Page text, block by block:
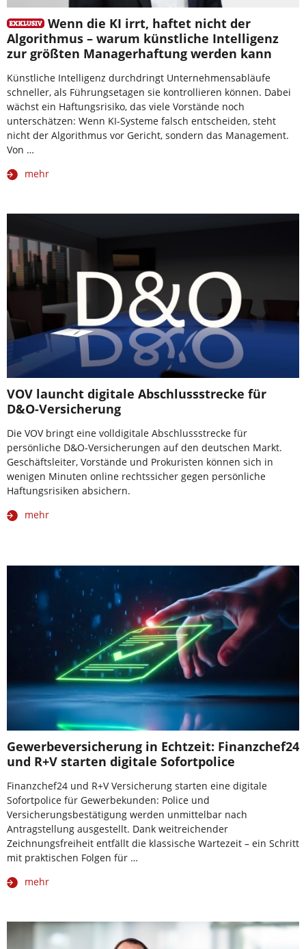
Wenn die KI irrt, haftet nicht der
Algorithmus – warum künstliche Intelligenz
zur größten Managerhaftung werden kann
Künstliche Intelligenz durchdringt Unternehmensabläufe
schneller, als Führungsetagen sie kontrollieren können. Dabei
wächst ein Haftungsrisiko, das viele Vorstände noch
unterschätzen: Wenn KI-Systeme falsch entscheiden, steht
nicht der Algorithmus vor Gericht, sondern das Management.
Von …
mehr
VOV launcht digitale Abschlussstrecke für
D&O-Versicherung
Die VOV bringt eine volldigitale Abschlussstrecke für
persönliche D&O-Versicherungen auf den deutschen Markt.
Geschäftsleiter, Vorstände und Prokuristen können sich in
wenigen Minuten online rechtssicher gegen persönliche
Haftungsrisiken absichern.
mehr
Gewerbeversicherung in Echtzeit: Finanzchef24
und R+V starten digitale Sofortpolice
Finanzchef24 und R+V Versicherung starten eine digitale
Sofortpolice für Gewerbekunden: Police und
Versicherungsbestätigung werden unmittelbar nach
Antragstellung ausgestellt. Dank weitreichender
Zeichnungsfreiheit entfällt die klassische Wartezeit – ein Schritt
mit praktischen Folgen für …
mehr